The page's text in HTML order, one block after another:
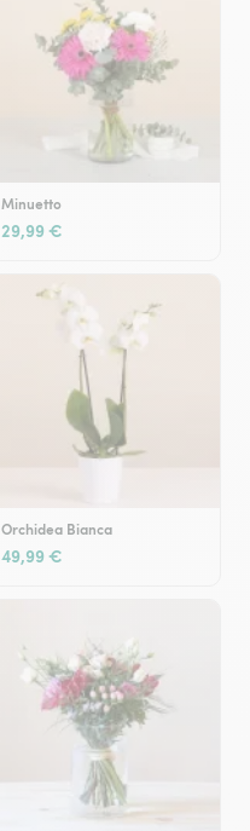
Minuetto
29,99 €
Orchidea Bianca
49,99 €